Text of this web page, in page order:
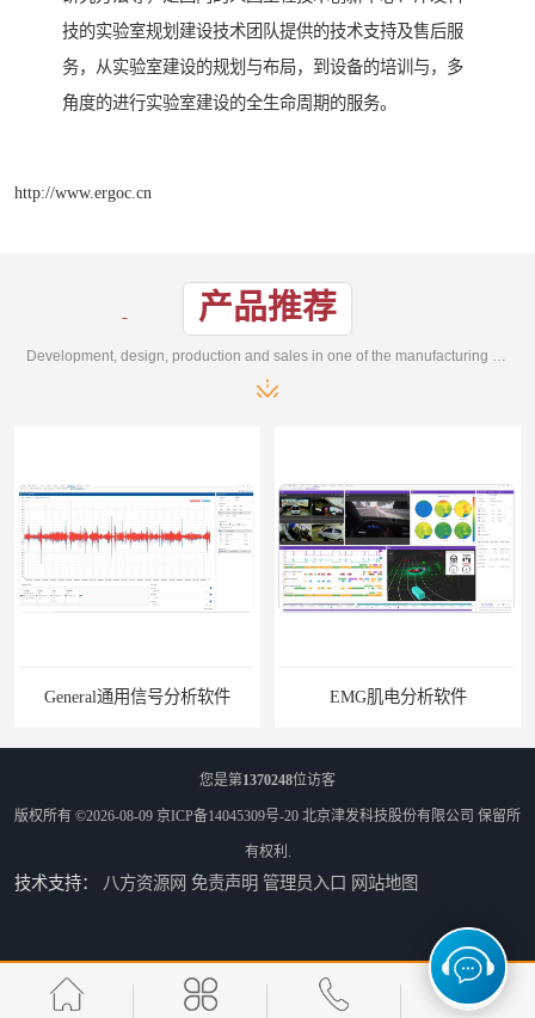
技的实验室规划建设技术团队提供的技术支持及售后服
务，从实验室建设的规划与布局，到设备的培训与，多
角度的进行实验室建设的全生命周期的服务。
http://www.ergoc.cn
产品推荐
General通用信号分析软件 EMG肌电分析软件
ErgoLAB人机环境同步云平台 OMS材料物理光学属性测量仪
您是第1370248位访客
版权所有 ©2026-08-09 京ICP备14045309号-20 北京津发科技股份有限公司 保留所
有权利.
技术支持： 八方资源网 免责声明 管理员入口 网站地图